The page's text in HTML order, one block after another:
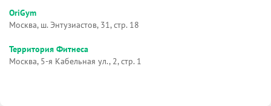
OriGym
Москва, ш. Энтузиастов, 31, стр. 18
Территория Фитнеса
Москва, 5-я Кабельная ул., 2, стр. 1